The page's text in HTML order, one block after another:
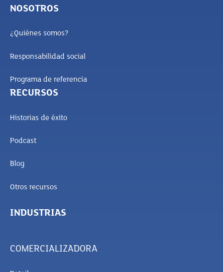
NOSOTROS
¿Quiénes somos?
Responsabilidad social
Programa de referencia
RECURSOS
Historias de éxito
Podcast
Blog
Otros recursos
INDUSTRIAS
COMERCIALIZADORA